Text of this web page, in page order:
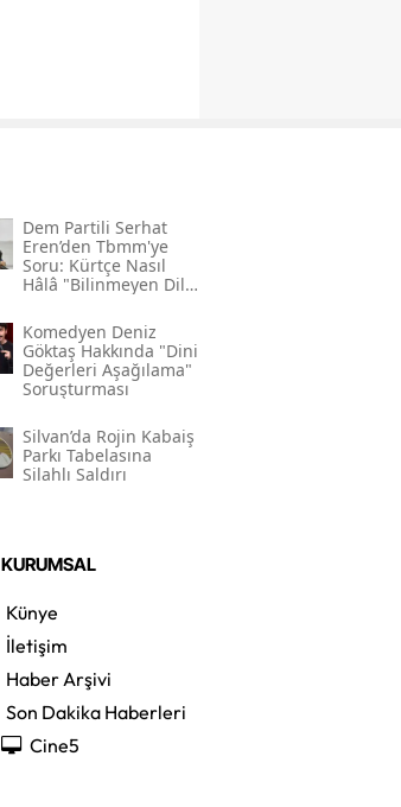
Dem Partili Serhat
Eren’den Tbmm'ye
Soru: Kürtçe Nasıl
Hâlâ "bilinmeyen Dil"
Gerekçesi Nedir?"
Komedyen Deniz
Göktaş Hakkında "dini
Değerleri Aşağılama"
Soruşturması
Silvan’da Rojin Kabaiş
Parkı Tabelasına
Silahlı Saldırı
KURUMSAL
Künye
İletişim
Haber Arşivi
Son Dakika Haberleri
Cine5